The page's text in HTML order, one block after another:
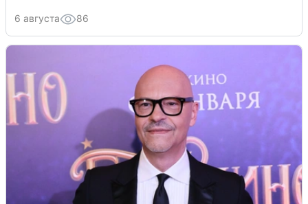
6 августа 86